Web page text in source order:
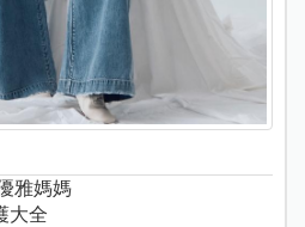
雅媽媽
大全